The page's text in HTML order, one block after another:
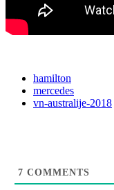
hamilton
mercedes
vn-australije-2018
7 COMMENTS